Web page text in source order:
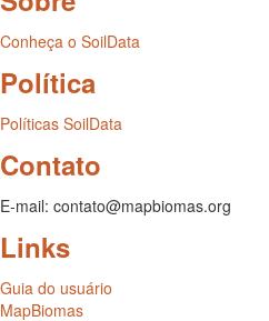
Conheça o SoilData
Política
Políticas SoilData
Contato
E-mail: contato@mapbiomas.org
Links
Guia do usuário
MapBiomas